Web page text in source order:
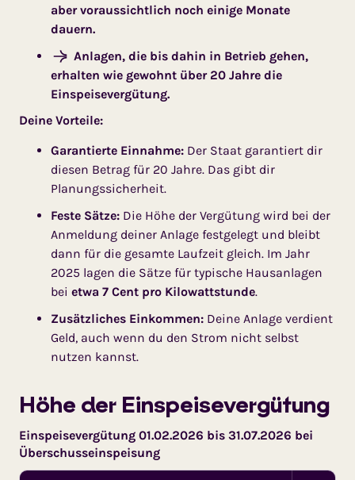
aber voraussichtlich noch einige Monate
dauern.
Anlagen, die bis dahin in Betrieb gehen,
erhalten wie gewohnt über 20 Jahre die
Einspeisevergütung.
Deine Vorteile:
Garantierte Einnahme: Der Staat garantiert dir
diesen Betrag für 20 Jahre. Das gibt dir
Planungssicherheit.
Feste Sätze: Die Höhe der Vergütung wird bei der
Anmeldung deiner Anlage festgelegt und bleibt
dann für die gesamte Laufzeit gleich. Im Jahr
2025 lagen die Sätze für typische Hausanlagen
bei etwa 7 Cent pro Kilowattstunde.
Zusätzliches Einkommen: Deine Anlage verdient
Geld, auch wenn du den Strom nicht selbst
nutzen kannst.
Höhe der Einspeise­vergütung
Einspeisevergütung 01.02.2026 bis 31.07.2026 bei
Überschuss­einspeisung